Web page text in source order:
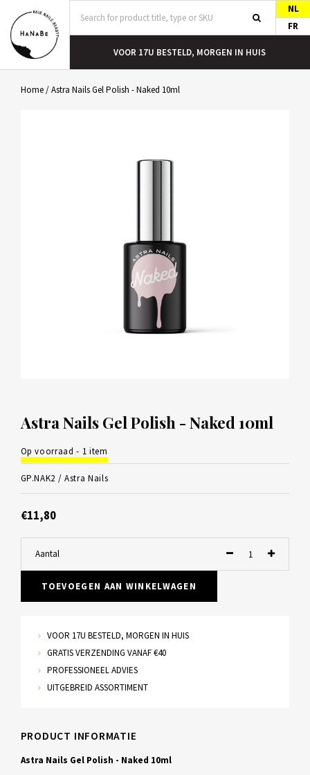
NL
FR
VOOR 17U BESTELD, MORGEN IN HUIS
Home/Astra Nails Gel Polish - Naked 10ml
Astra Nails Gel Polish - Naked 10ml
Op voorraad - 1 item
GP.NAK2 /Astra Nails
€11,80
Aantal
TOEVOEGEN AAN WINKELWAGEN
VOOR 17U BESTELD, MORGEN IN HUIS
GRATIS VERZENDING VANAF €40
PROFESSIONEEL ADVIES
UITGEBREID ASSORTIMENT
PRODUCT INFORMATIE
Astra Nails Gel Polish - Naked 10ml